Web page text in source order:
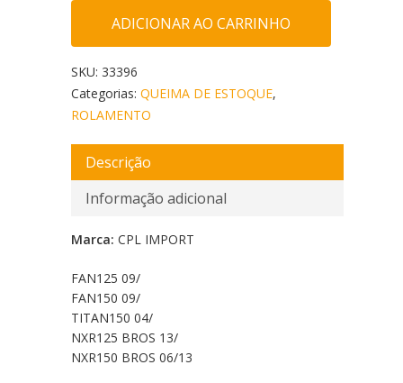
ADICIONAR AO CARRINHO
SKU: 33396
Categorias: QUEIMA DE ESTOQUE,
ROLAMENTO
Descrição
Informação adicional
Marca: CPL IMPORT
FAN125 09/
FAN150 09/
TITAN150 04/
NXR125 BROS 13/
NXR150 BROS 06/13